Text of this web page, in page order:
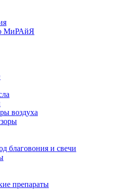
МиРАйЯ
воздуха
благовония и свечи
препараты